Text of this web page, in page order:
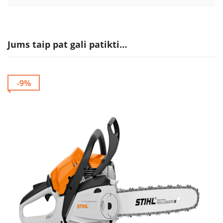
Jums taip pat gali patikti…
-9%